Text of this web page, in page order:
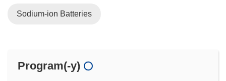
Sodium-ion Batteries
Program(-y)